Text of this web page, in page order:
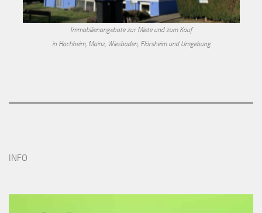
Immobilienangebote zur Miete und zum Kauf
in Hochheim, Mainz, Wiesbaden, Flörsheim und Umgebung
INFO